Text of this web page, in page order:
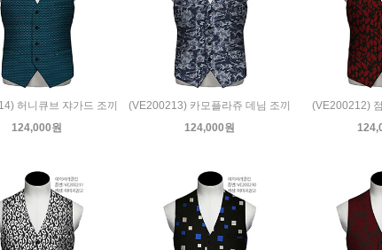
허니큐브 쟈가드 조끼
124,000원
(VE200213) 카모플라쥬 데님 조끼
124,000원
(VE200212)